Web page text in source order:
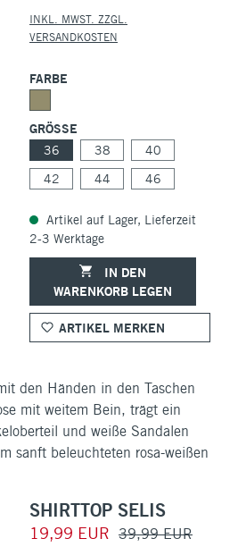
INKL. MWST. ZZGL.
VERSANDKOSTEN
FARBE
GRÖSSE
36 38
40
42
44 46
Artikel auf Lager, Lieferzeit
2-3 Werktage
WARENKORB LEGEN
ARTIKEL MERKEN
SHIRTTOP SELIS
19,99 EUR 39,99 EUR